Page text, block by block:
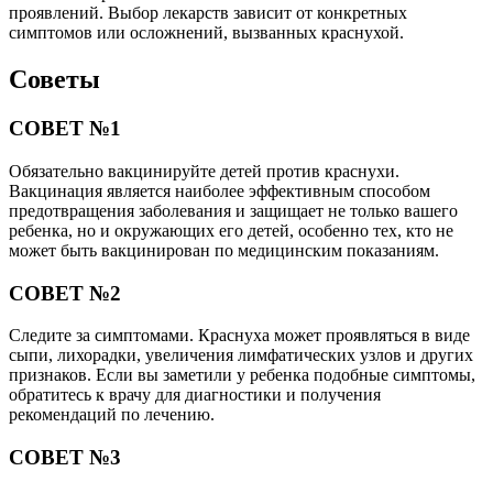
проявлений. Выбор лекарств зависит от конкретных
симптомов или осложнений, вызванных краснухой.
Советы
СОВЕТ №1
Обязательно вакцинируйте детей против краснухи.
Вакцинация является наиболее эффективным способом
предотвращения заболевания и защищает не только вашего
ребенка, но и окружающих его детей, особенно тех, кто не
может быть вакцинирован по медицинским показаниям.
СОВЕТ №2
Следите за симптомами. Краснуха может проявляться в виде
сыпи, лихорадки, увеличения лимфатических узлов и других
признаков. Если вы заметили у ребенка подобные симптомы,
обратитесь к врачу для диагностики и получения
рекомендаций по лечению.
СОВЕТ №3